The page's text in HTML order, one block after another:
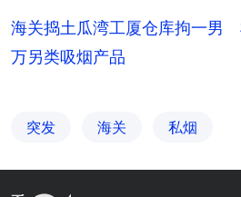
海关捣土瓜湾工厦仓库拘一男
万另类吸烟产品
突发 海关 私烟